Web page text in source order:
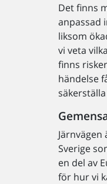
Det finns
anpassad
liksom
vi veta
finns
händelse
Sverige
en del av
för hur vi